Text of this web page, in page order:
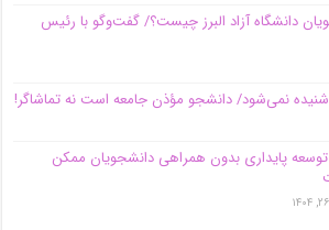
دانشگاه آزاد البرز چیست؟/ گفت‌وگو با رئیس
نمی‌شود/ دانشجو مؤذن جامعه است نه تماشاگر!
پایداری بدون همراهی دانشجویان ممکن